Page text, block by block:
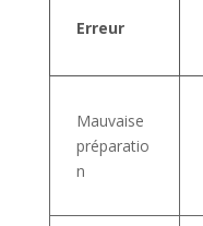
Erreur
Mauvaise
préparatio
n